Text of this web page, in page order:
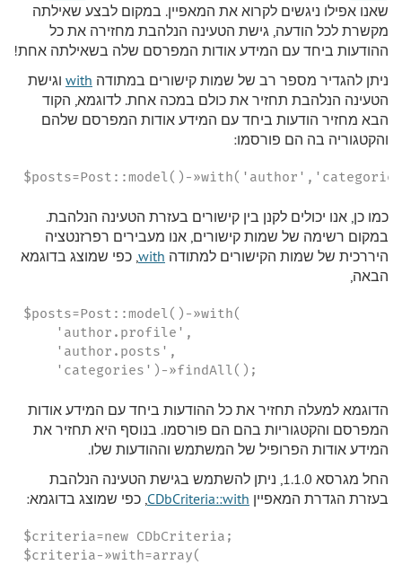
שאנו אפילו ניגשים לקרוא את המאפיין. במקום לבצע שאילתה
מקשרת לכל הודעה, גישת הטעינה הנלהבת מחזירה את כל
ההודעות ביחד עם המידע אודות המפרסם שלה בשאילתה אחת!
ניתן להגדיר מספר רב של שמות קישורים במתודה with וגישת
הטעינה הנלהבת תחזיר את כולם במכה אחת. לדוגמא, הקוד
הבא מחזיר הודעות ביחד עם המידע אודות המפרסם שלהם
והקטגוריה בה הם פורסמו:
$posts=Post::model()-
כמו כן, אנו יכולים לקנן בין קישורים בעזרת הטעינה הנלהבת.
במקום רשימה של שמות קישורים, אנו מעבירים רפרזנטציה
היררכית של שמות הקישורים למתודה with , כפי שמוצג בדוגמא
הבאה,
$posts=Post::model()-»with(
    'author.profile',
    'author.posts',
    'categories')-»findAll();
הדוגמא למעלה תחזיר את כל ההודעות ביחד עם המידע אודות
המפרסם והקטגוריות בהם הם פורסמו. בנוסף היא תחזיר את
המידע אודות הפרופיל של המשתמש וההודעות שלו.
החל מגרסא 1.1.0, ניתן להשתמש בגישת הטעינה הנלהבת
בעזרת הגדרת המאפיין CDbCriteria::with , כפי שמוצג בדוגמא:
$criteria=new CDbCriteria;
$criteria-»with=array(